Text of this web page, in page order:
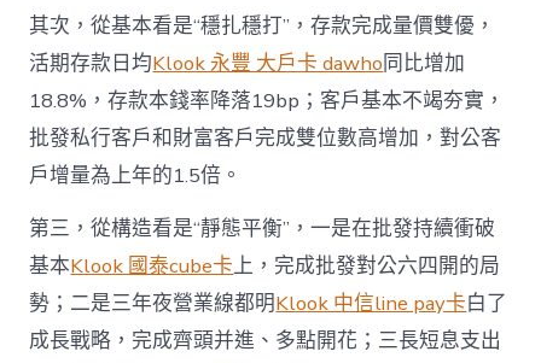
其次，從基本看是“穩扎穩打”，存款完成量價雙優，
活期存款日均Klook 永豐 大戶卡 dawho同比增加
18.8%，存款本錢率降落19bp；客戶基本不竭夯實，
批發私行客戶和財富客戶完成雙位數高增加，對公客
戶增量為上年的1.5倍。
第三，從構造看是“靜態平衡”，一是在批發持續衝破
基本Klook 國泰cube卡上，完成批發對公六四開的局
勢；二是三年夜營業線都明Klook 中信line pay卡白了
成長戰略，完成齊頭并進、多點開花；三長短息支出